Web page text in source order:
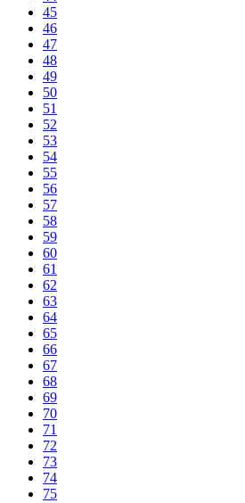
45
46
47
48
49
50
51
52
53
54
55
56
57
58
59
60
61
62
63
64
65
66
67
68
69
70
71
72
73
74
75